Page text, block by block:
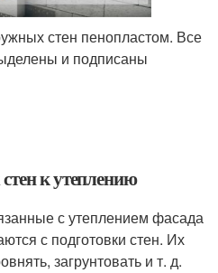
стен пенопластом. Все
и подписаны
к утеплению
с утеплением фасада
с подготовки стен. Их
загрунтовать и т. д.